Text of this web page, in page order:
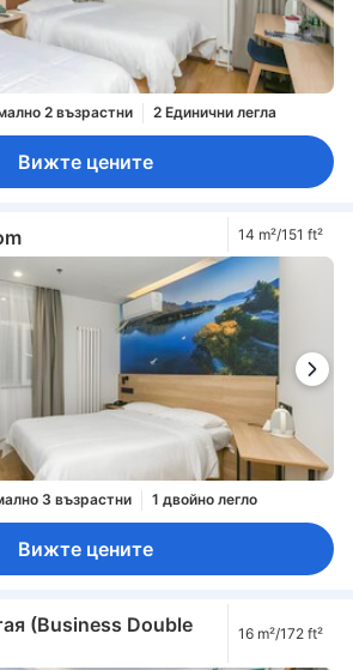
2 възрастни 2 Единични легла
Вижте цените
14 m²/151 ft²
3 възрастни 1 двойно легло
Вижте цените
(Business Double
16 m²/172 ft²